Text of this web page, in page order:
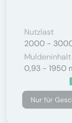
Nutzlast
2000 -
Muldeninhalt
0,93 - 1950
Nur für